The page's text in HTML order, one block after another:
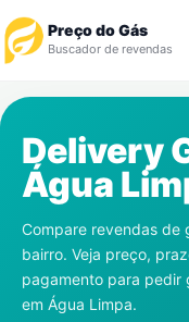
Preço do Gás
Buscador de revendas
Revendedor
Notícias
Cadastre-se
Delivery
Água
Compare revendas de
bairro. Veja preço,
pagamento para pedir
em Água Limpa.